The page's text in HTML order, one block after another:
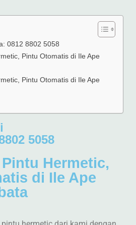
0812 8802 5058
Pintu Otomatis di Ile Ape
Pintu Otomatis di Ile Ape
5058
Hermetic,
di Ile Ape